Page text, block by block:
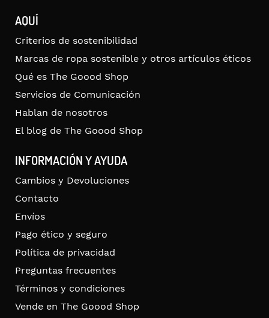
AQUÍ
Criterios de sostenibilidad
Marcas de ropa sostenible y otros artículos éticos
Qué es The Goood Shop
Servicios de Comunicación
Hablan de nosotros
El blog de The Goood Shop
INFORMACIÓN Y AYUDA
Cambios y Devoluciones
Contacto
Envíos
Pago ético y seguro
Política de privacidad
Preguntas frecuentes
Términos y condiciones
Vende en The Goood Shop